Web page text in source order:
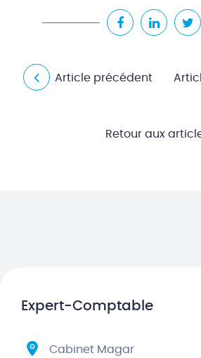
Article précédent
Retour aux
Expert-Comptable
Cabinet Magar